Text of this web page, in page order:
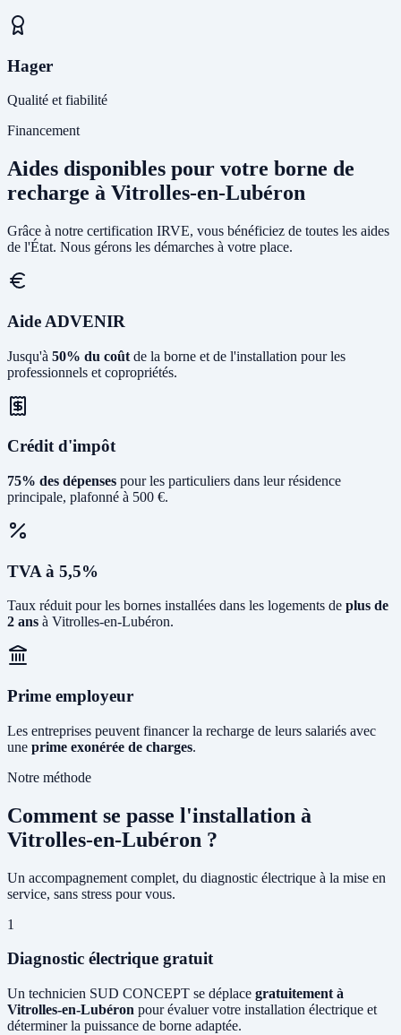
Hager
Qualité et fiabilité
Financement
Aides disponibles pour votre borne de
recharge à Vitrolles-en-Lubéron
Grâce à notre certification IRVE, vous bénéficiez de toutes les aides
de l'État. Nous gérons les démarches à votre place.
Aide ADVENIR
Jusqu'à 50% du coût de la borne et de l'installation pour les
professionnels et copropriétés.
Crédit d'impôt
75% des dépenses pour les particuliers dans leur résidence
principale, plafonné à 500 €.
TVA à 5,5%
Taux réduit pour les bornes installées dans les logements de plus de
2 ans à Vitrolles-en-Lubéron.
Prime employeur
Les entreprises peuvent financer la recharge de leurs salariés avec
une prime exonérée de charges.
Notre méthode
Comment se passe l'installation à
Vitrolles-en-Lubéron ?
Un accompagnement complet, du diagnostic électrique à la mise en
service, sans stress pour vous.
1
Diagnostic électrique gratuit
Un technicien SUD CONCEPT se déplace gratuitement à
Vitrolles-en-Lubéron pour évaluer votre installation électrique et
déterminer la puissance de borne adaptée.